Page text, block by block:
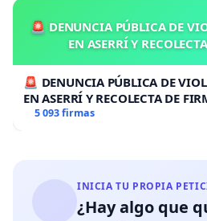
🚨 DENUNCIA PÚBLICA DE
EN ASERRÍ Y
🚨 DENUNCIA PÚBLICA DE
EN ASERRÍ Y RECOLECTA DE
5 093 firmas
INICIA TU PROPIA
¿Hay algo que